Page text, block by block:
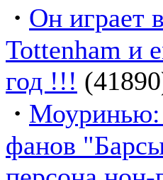
· Он играет в
Tottenham и
год !!!
· Моуринью:
фанов